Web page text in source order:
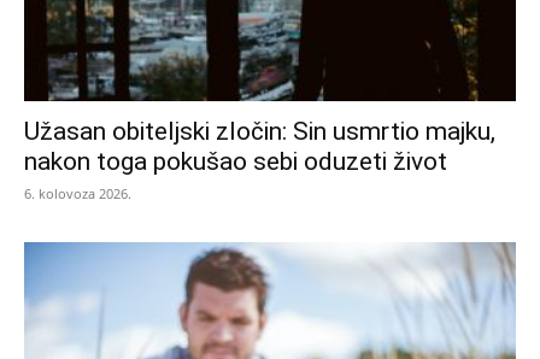
Užasan obiteljski zločin: Sin usmrtio majku,
nakon toga pokušao sebi oduzeti život
6. kolovoza 2026.